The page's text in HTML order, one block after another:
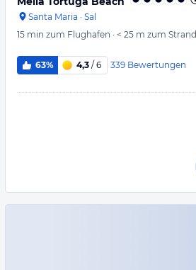
Santa Maria · Sal
15 min zum Flughafen · < 25 m zum Strand
63% 4,3 / 6 339 Bewertungen